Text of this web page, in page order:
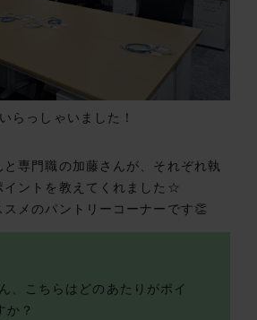
らっしゃいました！
専門職の加藤さんが、それぞれ執
イントを教えてくれました☆
メのパントリーコーナーです👏
、こちらはどのあたりがポイ
か？